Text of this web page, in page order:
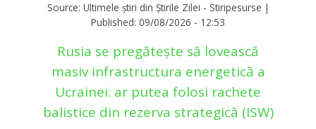
Source: Ultimele știri din Știrile Zilei - Stiripesurse |
Published: 09/08/2026 - 12:53
Rusia se pregătește să lovească
masiv infrastructura energetică a
Ucrainei: ar putea folosi rachete
balistice din rezerva strategică (ISW)